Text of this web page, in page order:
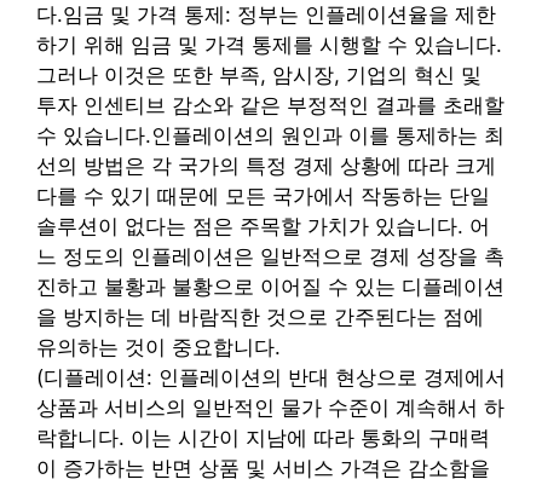
다.임금 및 가격 통제: 정부는 인플레이션율을 제한
하기 위해 임금 및 가격 통제를 시행할 수 있습니다.
그러나 이것은 또한 부족, 암시장, 기업의 혁신 및
투자 인센티브 감소와 같은 부정적인 결과를 초래할
수 있습니다.인플레이션의 원인과 이를 통제하는 최
선의 방법은 각 국가의 특정 경제 상황에 따라 크게
다를 수 있기 때문에 모든 국가에서 작동하는 단일
솔루션이 없다는 점은 주목할 가치가 있습니다. 어
느 정도의 인플레이션은 일반적으로 경제 성장을 촉
진하고 불황과 불황으로 이어질 수 있는 디플레이션
을 방지하는 데 바람직한 것으로 간주된다는 점에
유의하는 것이 중요합니다.
(디플레이션: 인플레이션의 반대 현상으로 경제에서
상품과 서비스의 일반적인 물가 수준이 계속해서 하
락합니다. 이는 시간이 지남에 따라 통화의 구매력
이 증가하는 반면 상품 및 서비스 가격은 감소함을